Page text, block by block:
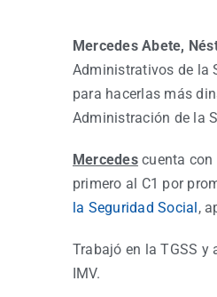
Mercedes Abete,
Administrativos de la
para hacerlas más
Administración de la
Mercedescuenta con
primero al C1 por
la Seguridad Social,
Trabajó en la TGSS y
IMV.